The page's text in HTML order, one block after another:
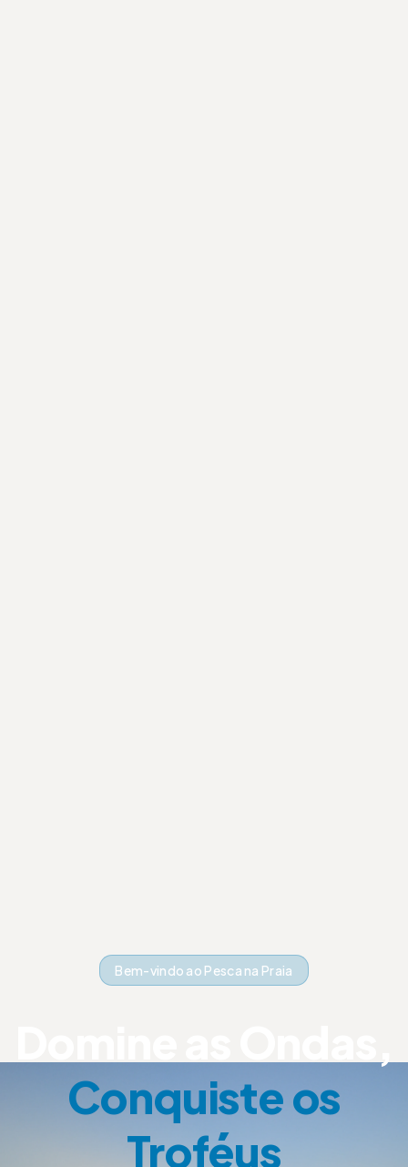
Bem-vindo ao Pesca na Praia
Conquiste os
Troféus